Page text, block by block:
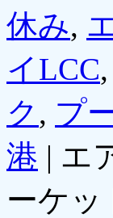
休み,
イLCC,
ク , プ
港 | エ
ーケッ